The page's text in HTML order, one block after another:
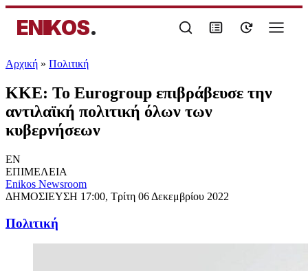
ENIKOS.
Αρχική » Πολιτική
ΚΚΕ: Το Eurogroup επιβράβευσε την
αντιλαϊκή πολιτική όλων των
κυβερνήσεων
EN
ΕΠΙΜΕΛΕΙΑ
Enikos Newsroom
ΔΗΜΟΣΙΕΥΣΗ 17:00, Τρίτη 06 Δεκεμβρίου 2022
Πολιτική